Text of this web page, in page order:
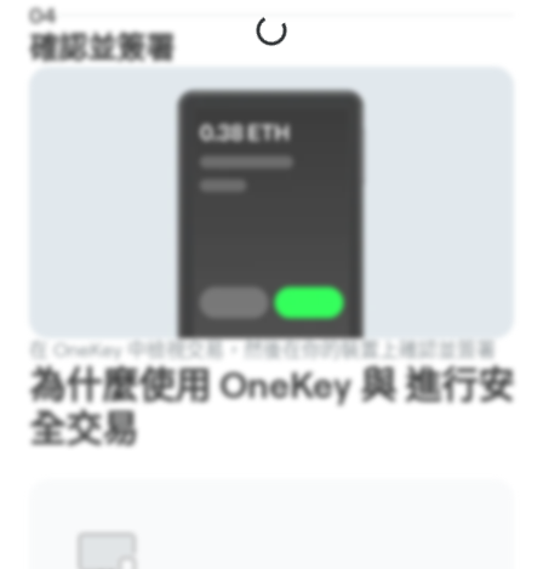
04
確認並簽署
在 OneKey 中檢視交易，然後在你的裝置上確認並簽署
為什麼使用 OneKey 與 進行安
全交易